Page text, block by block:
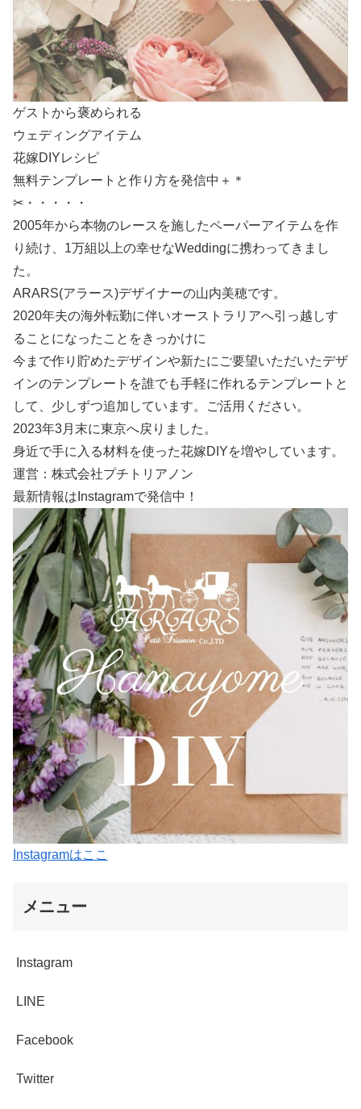
ゲストから褒められる
ウェディングアイテム
花嫁DIYレシピ
無料テンプレートと作り方を発信中＋＊
✂・・・・・
2005年から本物のレースを施したペーパーアイテムを作
り続け、1万組以上の幸せなWeddingに携わってきまし
た。
ARARS(アラース)デザイナーの山内美穂です。
2020年夫の海外転勤に伴いオーストラリアへ引っ越しす
ることになったことをきっかけに
今まで作り貯めたデザインや新たにご要望いただいたデザ
インのテンプレートを誰でも手軽に作れるテンプレートと
して、少しずつ追加しています。ご活用ください。
2023年3月末に東京へ戻りました。
身近で手に入る材料を使った花嫁DIYを増やしています。
運営：株式会社プチトリアノン
最新情報はInstagramで発信中！
Instagramはここ
メニュー
Instagram
LINE
Facebook
Twitter